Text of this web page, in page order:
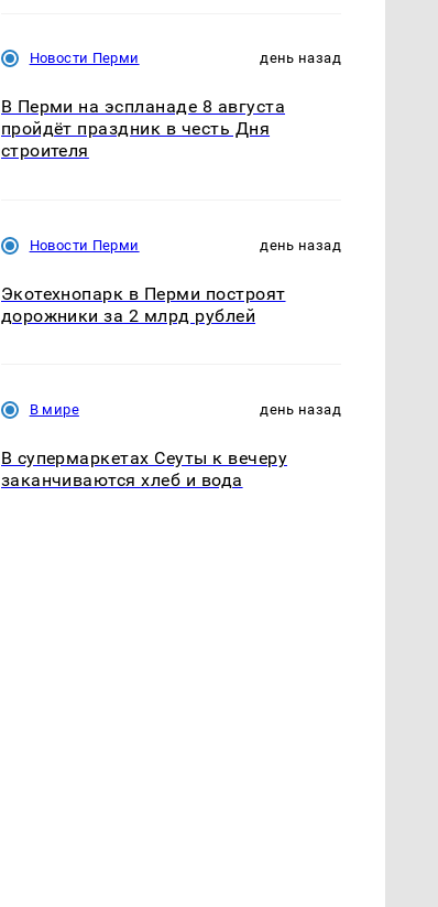
Новости Перми день назад
В Перми на эспланаде 8 августа
пройдёт праздник в честь Дня
строителя
Новости Перми день назад
Экотехнопарк в Перми построят
дорожники за 2 млрд рублей
В мире день назад
В супермаркетах Сеуты к вечеру
заканчиваются хлеб и вода